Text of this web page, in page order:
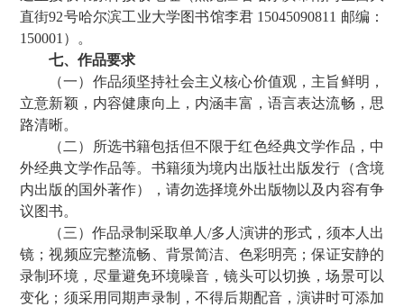
直街92号哈尔滨工业大学图书馆李君 15045090811 邮编：
150001）。
七、作品要求
（一）作品须坚持社会主义核心价值观，主旨鲜明，
立意新颖，内容健康向上，内涵丰富，语言表达流畅，思
路清晰。
（二）所选书籍包括但不限于红色经典文学作品，中
外经典文学作品等。书籍须为境内出版社出版发行（含境
内出版的国外著作），请勿选择境外出版物以及内容有争
议图书。
（三）作品录制采取单人/多人演讲的形式，须本人出
镜；视频应完整流畅、背景简洁、色彩明亮；保证安静的
录制环境，尽量避免环境噪音，镜头可以切换，场景可以
变化；须采用同期声录制，不得后期配音，演讲时可添加